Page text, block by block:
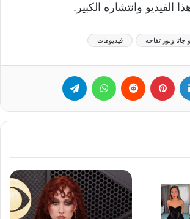
الفيديو وانتشاره الكبير.
جاتا ونور تفاحه فيديوهات